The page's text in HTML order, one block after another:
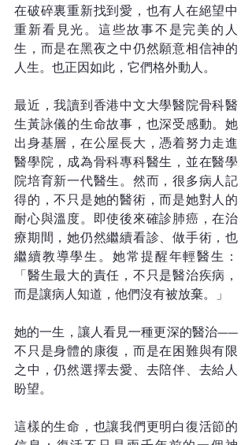
在破碎裏重新找到愛，也有人在絕望中
重新看見光。這些故事不是完美的人
生，而是在黑夜之中仍然願意相信神的
人生。也正因如此，它們格外動人。
最近，我讀到香港中文大學醫院骨科醫
生黃詠儀的生命故事，也深受感動。她
出身基層，在公屋長大，憑着努力走進
醫學院，成為骨科專科醫生，並在醫學
院培育新一代醫生。然而，很多病人記
得的，不只是她的醫術，而是她對人的
耐心與溫度。即使後來確診肺癌，在治
療期間，她仍然繼續看診、做手術，也
繼續教導學生。她常提醒年輕醫生：
「醫生最大的責任，不只是醫治疾病，
而是讓病人知道，他們沒有被放棄。」
她的一生，讓人看見一種更深的醫治——
不只是身體的康復，而是在困難與有限
之中，仍然選擇去愛、去陪伴、去給人
盼望。
這樣的生命，也讓我們更明白復活節的